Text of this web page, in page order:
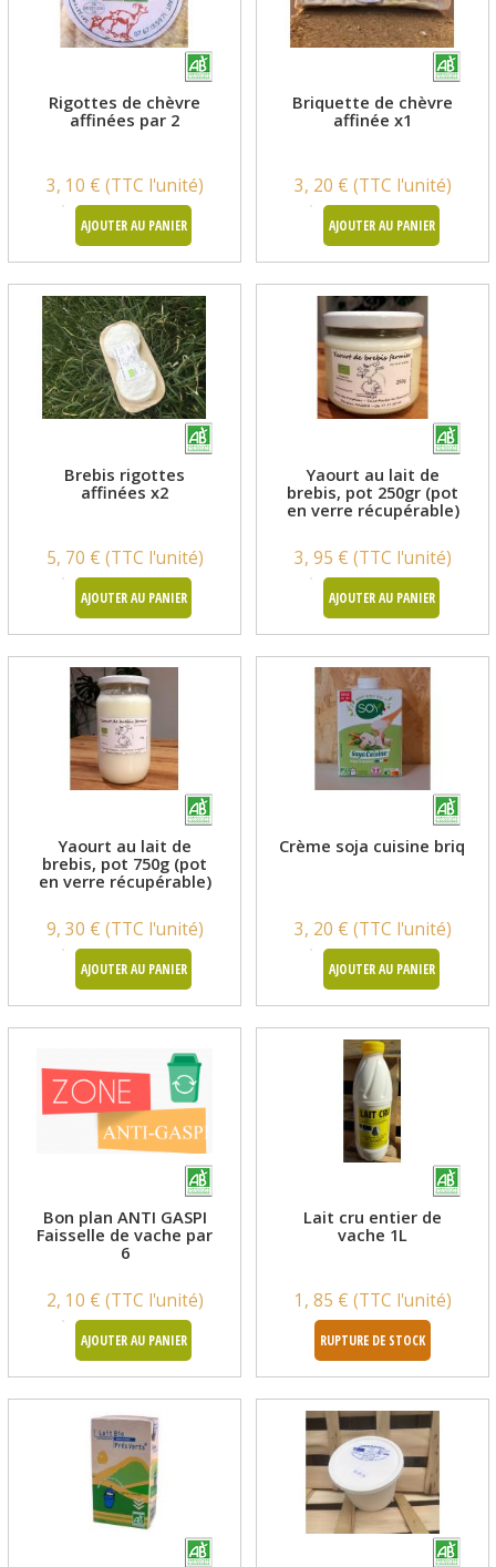
Rigottes de chèvre
affinées par 2
3, 10 € (TTC l'unité)
AJOUTER AU PANIER
Briquette de chèvre
affinée x1
3, 20 € (TTC l'unité)
AJOUTER AU PANIER
Brebis rigottes
affinées x2
5, 70 € (TTC l'unité)
AJOUTER AU PANIER
Yaourt au lait de
brebis, pot 250gr (pot
en verre récupérable)
3, 95 € (TTC l'unité)
AJOUTER AU PANIER
Yaourt au lait de
brebis, pot 750g (pot
en verre récupérable)
9, 30 € (TTC l'unité)
AJOUTER AU PANIER
Crème soja cuisine
3, 20 € (TTC l'unité)
AJOUTER AU PANIER
Bon plan ANTI GASPI
Faisselle de vache par
6
2, 10 € (TTC l'unité)
AJOUTER AU PANIER
Lait cru entier de
vache 1L
1, 85 € (TTC l'unité)
RUPTURE DE STOCK